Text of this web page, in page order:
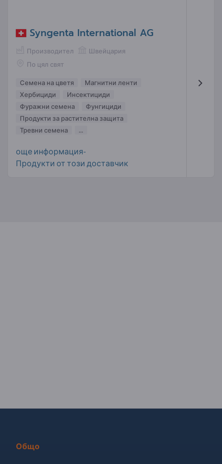
Syngenta International AG
Производител
Швейцария
По цял свят
Семена на цветя
Магнитни ленти
Хербициди
Инсектициди
Фуражни семена
Фунгициди
Продукти за растителна защита
Тревни семена
...
още информация-
Продукти от този доставчик
Общо